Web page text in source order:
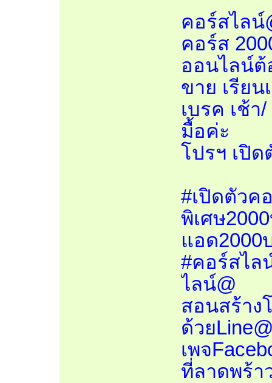
คอร์สไลน์
คอร์ส
ออนไลน์ต้
ขาย เรียน
เบรค เช้
มื้อค่ะ
โปรฯ เปิ
#เปิดตัวค
พิเศษ
แอด2000
#คอร์สไล
ไลน์@
สอนสร้าง
ด้วย
เพจ
ที่ลาดพร้า